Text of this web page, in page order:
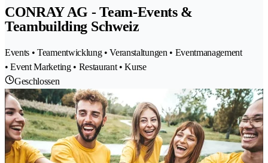
CONRAY AG - Team-Events &
Teambuilding Schweiz
Events • Teamentwicklung • Veranstaltungen • Eventmanagement
• Event Marketing • Restaurant • Kurse
Geschlossen